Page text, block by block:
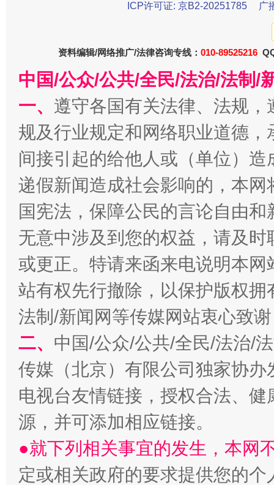
千年窑火 生生不息
揭开“小金库”的免责幌子
受贿1.44亿！段成刚被判无期
ICP许可证: 京B2-20251785
广
资料编辑/网络推广/法律咨询专线： 010-89525216
中国/公众/公共/全民/法治/法制/
一、 遵守各国有关法律、法规
规及行业规定和网络职业道德
间接引起的给他人或（单位）
递假新闻造成社会影响的，本
国宪法，保障公民的言论自由
无意中涉及到您的权益，请及
或更正。特请来函来电说明本
站有权先行撤除，以保护版权
法制/新闻网等传媒网站衷心致
二、 中国/公众/公共/全民/法治/
传媒（北京）有限公司独家协
电视台友情链接，授权合法、
源，并可添加相应链接。
●就下列相关事宜的发生，本网
定或相关政府的要求提供您的个